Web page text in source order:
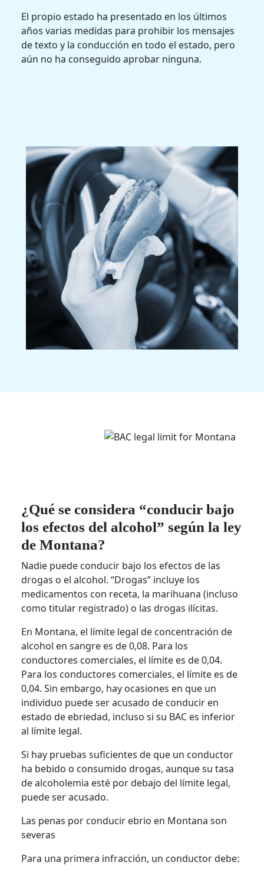
El propio estado ha presentado en los últimos
años varias medidas para prohibir los mensajes
de texto y la conducción en todo el estado, pero
aún no ha conseguido aprobar ninguna.
¿Qué se considera “conducir bajo
los efectos del alcohol” según la ley
de Montana?
Nadie puede conducir bajo los efectos de las
drogas o el alcohol. “Drogas” incluye los
medicamentos con receta, la marihuana (incluso
como titular registrado) o las drogas ilícitas.
En Montana, el límite legal de concentración de
alcohol en sangre es de 0,08. Para los
conductores comerciales, el límite es de 0,04.
Para los conductores comerciales, el límite es de
0,04. Sin embargo, hay ocasiones en que un
individuo puede ser acusado de conducir en
estado de ebriedad, incluso si su BAC es inferior
al límite legal.
Si hay pruebas suficientes de que un conductor
ha bebido o consumido drogas, aunque su tasa
de alcoholemia esté por debajo del límite legal,
puede ser acusado.
Las penas por conducir ebrio en Montana son
severas
Para una primera infracción, un conductor debe: